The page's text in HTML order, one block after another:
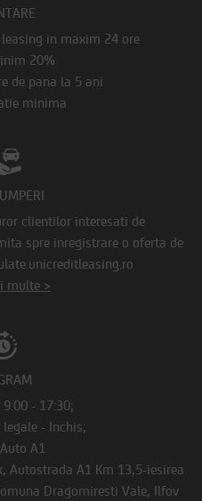
in maxim 24 ore
20%
de pana la 5 ani
minima
clientilor interesati de
spre inregistrare o oferta de
multe >
- 17:30;
- Inchis;
A1
Autostrada A1 Km 13,5-iesirea
Dragomiresti Vale, Ilfov